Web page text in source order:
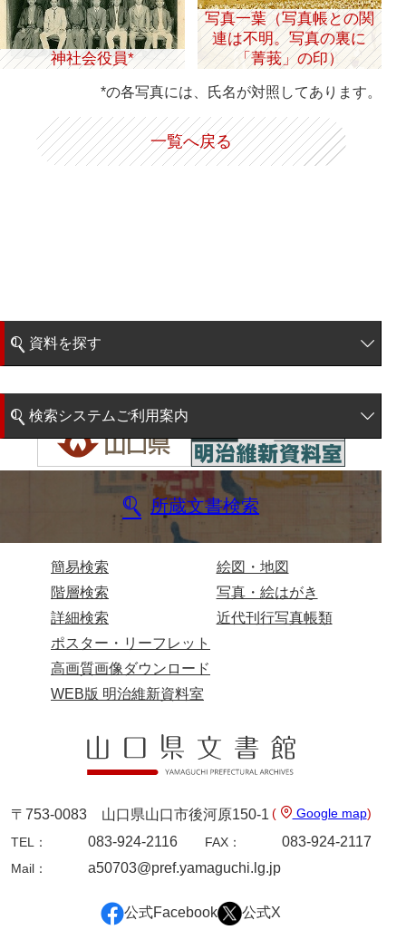
資料を探す
階層検索
絵図・地図
写真・絵はがき
近代刊行写真帳類
高画質画像ダウンロード
検索システムご利用案内
検索システムの利用について
神社会役員*
写真一葉（写真帳との関
連は不明。写真の裏に
「菁莪」の印）
*の各写真には、氏名が対照してあります。
一覧へ戻る
所蔵文書検索
簡易検索
階層検索
詳細検索
絵図・地図
写真・絵はがき
近代刊行写真帳類
ポスター・リーフレット
高画質画像ダウンロード
WEB版 明治維新資料室
〒753-0083 山口県山口市後河原150-1 ( Google map)
TEL：
083-924-2116 FAX： 083-924-2117
Mail： a50703@pref.yamaguchi.lg.jp
公式Facebook 公式X